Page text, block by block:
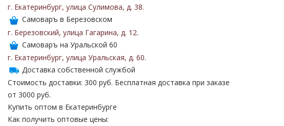
г. Екатеринбург, улица Сулимова, д. 38.
Самоваръ в Березовском
г. Березовский, улица Гагарина, д. 12.
Самоваръ на Уральской 60
г. Екатеринбург, улица Уральская, д. 60.
Доставка собственной службой
Стоимость доставки: 300 руб. Бесплатная доставка при заказе
от 3000 руб.
Купить оптом в Екатеринбурге
Как получить оптовые цены: